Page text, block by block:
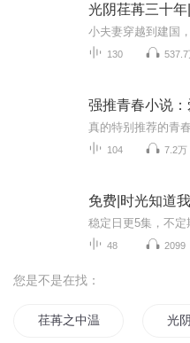
光阴荏苒三十年
130 537.7
强推青春小说：
104 7.2万
免费|时光知道
48 2099
您是不是在找：
荏苒之中温情只有你 光